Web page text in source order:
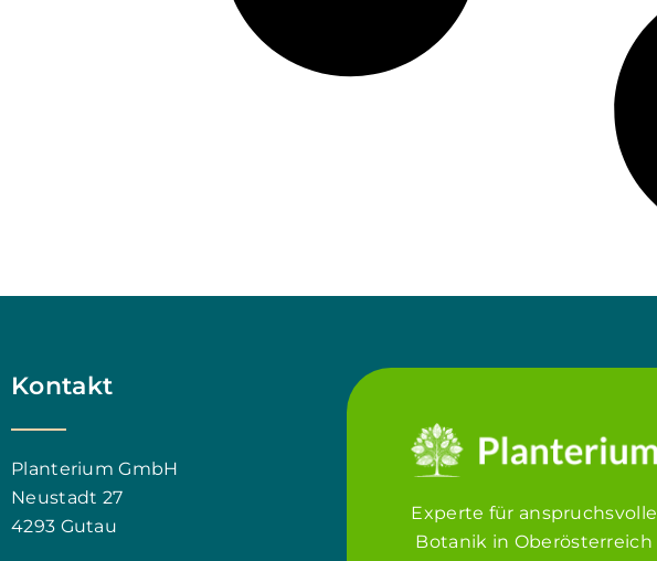
Kontakt
Planterium GmbH
Neustadt 27
4293 Gutau
Experte für anspruchsvolle
Botanik in Oberösterreich